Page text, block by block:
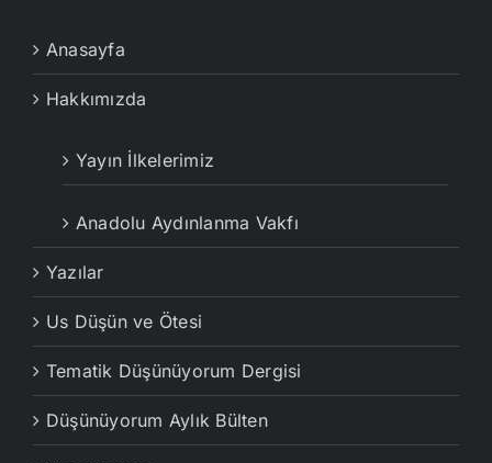
Anasayfa
Hakkımızda
Yayın İlkelerimiz
Anadolu Aydınlanma Vakfı
Yazılar
Us Düşün ve Ötesi
Tematik Düşünüyorum Dergisi
Düşünüyorum Aylık Bülten